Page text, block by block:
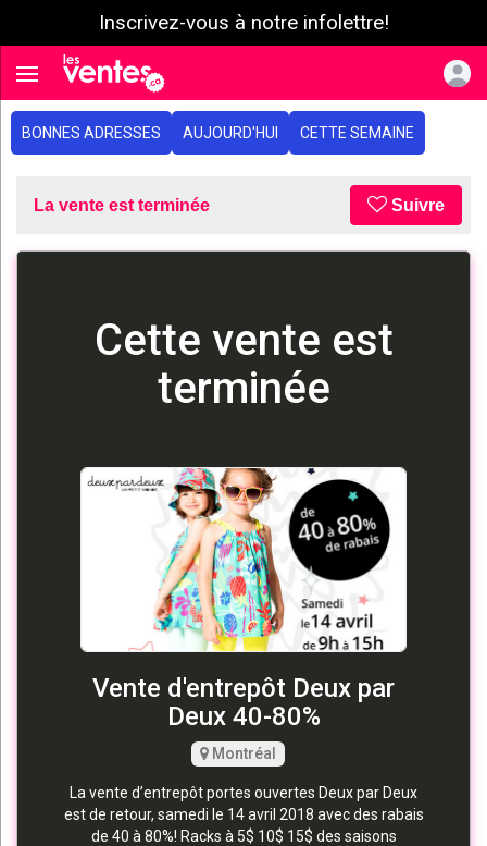
Inscrivez-vous à notre infolettre!
Toggle navigation
BONNES ADRESSES AUJOURD'HUI CETTE SEMAINE
La vente est terminée Suivre
Cette vente est
terminée
Vente d'entrepôt Deux par
Deux 40-80%
Montréal
La vente d’entrepôt portes ouvertes Deux par Deux
est de retour, samedi le 14 avril 2018 avec des rabais
de 40 à 80%! Racks à 5$ 10$ 15$ des saisons